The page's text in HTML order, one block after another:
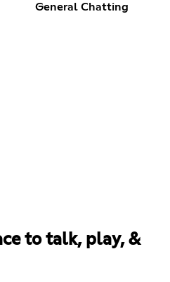
General Chatting
to talk, play, &